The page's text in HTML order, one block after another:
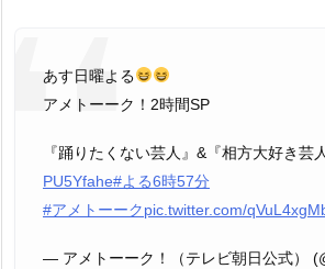
あす日曜よる
アメトーーク！2時間SP
『踊りたくない芸人』&『相方大好き芸人
PU5Yfahe#よる6時57分
#アメトーークpic.twitter.com/
— アメトーーク！（テレビ朝日公式）